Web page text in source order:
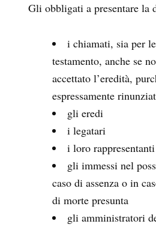
Gli obbligati a presentare la
i chiamati, sia per
testamento, anche se
accettato l’eredità,
espressamente
gli eredi
i legatari
i loro
gli immessi nel
caso di assenza o in
di morte presunta
gli amministratori